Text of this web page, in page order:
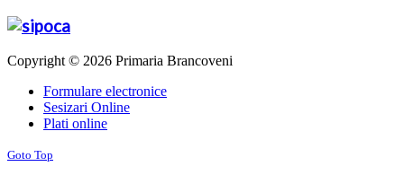
Copyright © 2026 Primaria Brancoveni
Formulare electronice
Sesizari Online
Plati online
Goto Top